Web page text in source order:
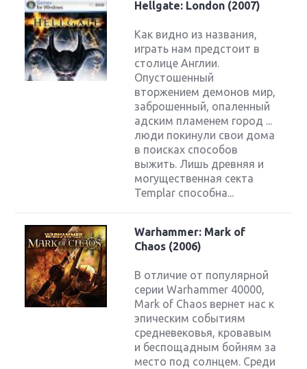
Hellgate: London (2007)
Как видно из названия,
играть нам предстоит в
столице Англии.
Опустошенный
вторжением демонов мир,
заброшенный, опаленный
адским пламенем город ...
люди покинули свои дома
в поисках способов
выжить. Лишь древняя и
могущественная секта
Templar способна...
Warhammer: Mark of
Chaos (2006)
В отличие от популярной
серии Warhammer 40000,
Mark of Chaos вернет нас к
эпическим событиям
средневековья, кровавым
и беспощадным бойням за
место под солнцем. Среди